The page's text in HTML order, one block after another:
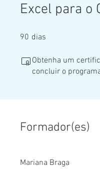
Excel para o
90 dias
Obtenha um
concluir o
Formador(es)
Mariana Braga